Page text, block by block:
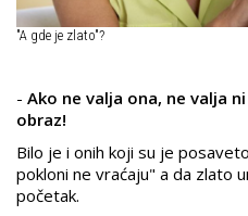
"A gde je zlato"?
- Ako ne valja ona, ne valja
obraz!
Bilo je i onih koji su je
pokloni ne vraćaju" a da zlato
početak.